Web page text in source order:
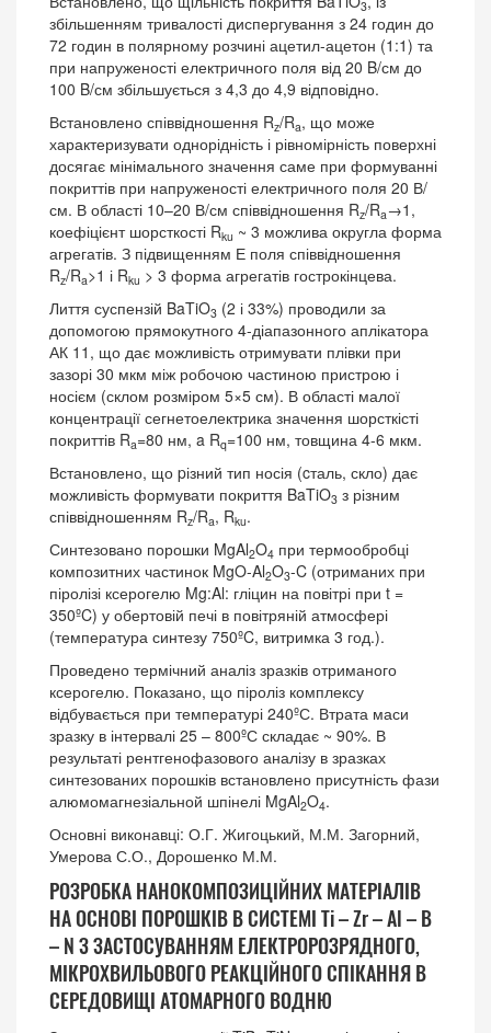
3
збільшенням тривалості диспергування з 24 годин до
72 годин в полярному розчині ацетил-ацетон (1:1) та
при напруженості електричного поля від 20 B/см до
100 B/см збільшується з 4,3 до 4,9 відповідно.
Встановлено співвідношення Rz/Ra, що може
характеризувати однорідність і рівномірність поверхні
досягає мінімального значення саме при формуванні
покриттів при напруженості електричного поля 20 В/
см. В області 10–20 В/см співвідношення Rz/Ra →1,
коефіцієнт шорсткості Rku ~ 3 можлива округла форма
агрегатів. З підвищенням Е поля співвідношення
Rz/Ra>1 і Rku > 3 форма агрегатів гострокінцева.
Лиття суспензій BaTiO3 (2 і 33%) проводили за
допомогою прямокутного 4-діапазонного аплікатора
АК 11, що дає можливість отримувати плівки при
зазорі 30 мкм між робочою частиною пристрою і
носієм (склом розміром 5×5 см). В області малої
концентрації сегнетоелектрика значення шорсткісті
покриттів Ra=80 нм, a Rq=100 нм, товщина 4-6 мкм.
Встановлено, що pізний тип носія (cталь, скло) дає
можливість формувати покриття BaTiO3 з різним
співвідношенням Rz/Ra, Rku.
Синтезовано порошки MgAl2O4 при термообробці
композитних частинок MgO-Al2O3-C (отриманих при
піролізі ксерогелю Mg:Al: гліцин на повітрі при t =
350ºC) у обертовій печі в повітряній атмосфері
(температура синтезу 750ºC, витримка 3 год.).
Проведено термічний аналіз зразків отриманого
ксерогелю. Показано, що піроліз комплексу
відбувається при температурі 240ºС. Втрата маси
зразку в інтервалі 25 – 800ºС складає ~ 90%. В
результаті рентгенофазового аналізу в зразках
синтезованих порошків встановлено присутність фази
алюмомагнезіальной шпінелі MgAl2O4.
Основні виконавці: О.Г. Жигоцький, М.М. Загорний,
Умерова С.О., Дорошенко М.М.
РОЗРОБКА НАНОКОМПОЗИЦІЙНИХ МАТЕРІАЛІВ
НА ОСНОВІ ПОРОШКІВ В СИСТЕМІ Ti – Zr – Al – B
– N З ЗАСТОСУВАННЯМ ЕЛЕКТРОРОЗРЯДНОГО,
МІКРОХВИЛЬОВОГО РЕАКЦІЙНОГО СПІКАННЯ В
СЕРЕДОВИЩІ АТОМАРНОГО ВОДНЮ